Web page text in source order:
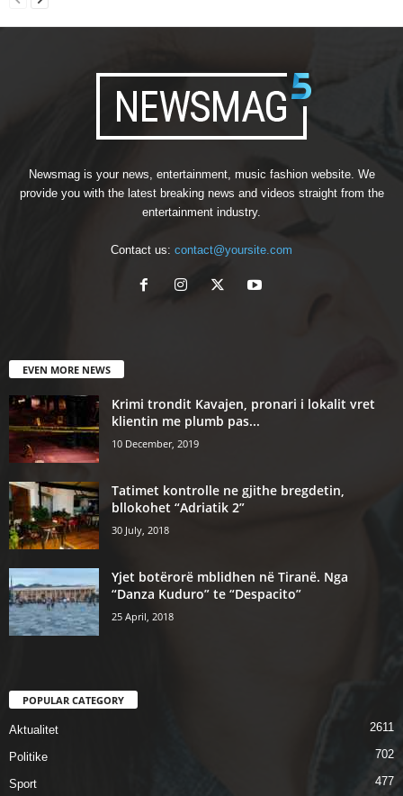
Newsmag is your news, entertainment, music fashion website. We
provide you with the latest breaking news and videos straight from the
entertainment industry.
Contact us: contact@yoursite.com
EVEN MORE NEWS
Krimi trondit Kavajen, pronari i lokalit vret
klientin me plumb pas...
10 December, 2019
Tatimet kontrolle ne gjithe bregdetin,
bllokohet “Adriatik 2”
30 July, 2018
Yjet botërorë mblidhen në Tiranë. Nga
“Danza Kuduro” te “Despacito”
25 April, 2018
POPULAR CATEGORY
Aktualitet 2611
Politike 702
Sport 477